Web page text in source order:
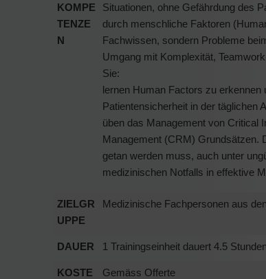
KOMPE
TENZE
N
Situationen, ohne Gefährdung des
durch menschliche Faktoren
Fachwissen, sondern Probleme
Umgang mit Komplexität,
Sie:
lernen Human Factors zu erkennen
Patientensicherheit in der täglichen
üben das Management von Critical
Management (CRM) Grundsätzen.
getan werden muss, auch unter
medizinischen Notfalls in effektive
ZIELGR
UPPE
Medizinische Fachpersonen aus
DAUER 1 Trainingseinheit dauert 4.5 Stunden
KOSTE
Gemäss Offerte